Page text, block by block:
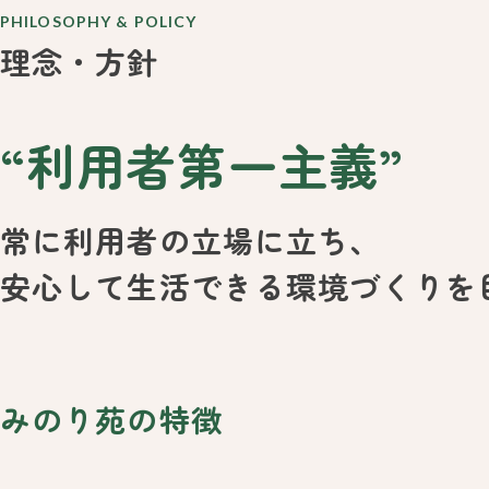
PHILOSOPHY & POLICY
理念・方針
“利用者第一主義”
常に利用者の立場に立ち、
安心して生活できる環境づくりを
みのり苑の特徴